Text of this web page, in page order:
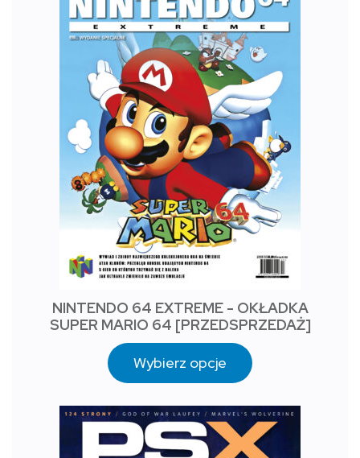
NINTENDO 64 EXTREME - OKŁADKA
SUPER MARIO 64 [PRZEDSPRZEDAŻ]
Wybierz opcje